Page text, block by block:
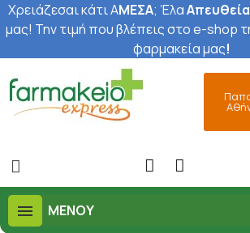
Χρειάζεσαι κάτι ΑΜΕΣΑ; Έλα
μας! Την τιμή που βλέπεις στο e-shop
φαρμακεία μας!
ΜΕΝΟΎ